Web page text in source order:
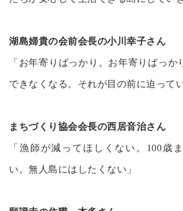
湖島婦貴の会前会長の小川幸子さん
「お年寄りばっかり。お年寄りばっか
できなくなる。それが目の前に迫ってい
まちづくり協会会長の西居音治さん
「漁師が減ってほしくない。100歳
い。無人島にはしたくない」